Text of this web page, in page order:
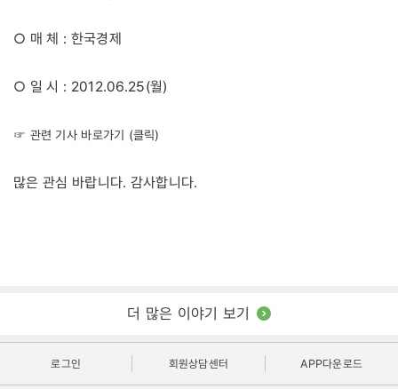
○ 매 체 : 한국경제
○ 일 시 : 2012.06.25(월)
☞ 관련 기사 바로가기 (클릭)
많은 관심 바랍니다. 감사합니다.
더 많은 이야기 보기
로그인 회원상담센터 APP다운로드